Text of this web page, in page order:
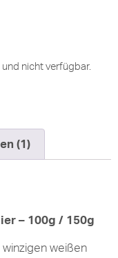
nicht verfügbar.
(1)
– 100g / 150g
weißen